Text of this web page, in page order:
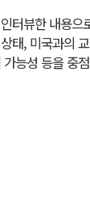
터뷰한 내용으
태, 미국과의
능성 등을 중